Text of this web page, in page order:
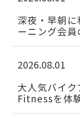
深夜・早朝
ーニング会
2026.08.01
大人気バイク
Fitnessを体